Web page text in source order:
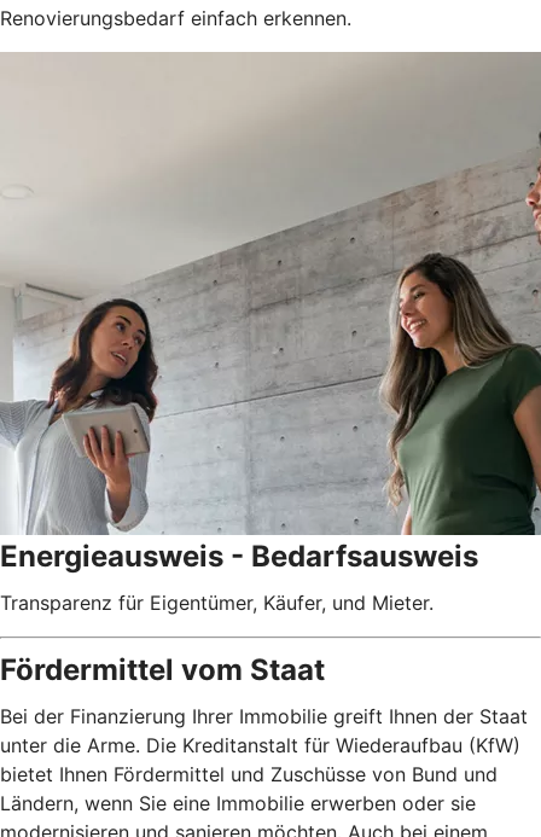
Renovierungsbedarf einfach erkennen.
Energieausweis - Bedarfsausweis
Transparenz für Eigentümer, Käufer, und Mieter.
Fördermittel vom Staat
Bei der Finanzierung Ihrer Immobilie greift Ihnen der Staat
unter die Arme. Die Kreditanstalt für Wiederaufbau (KfW)
bietet Ihnen Fördermittel und Zuschüsse von Bund und
Ländern, wenn Sie eine Immobilie erwerben oder sie
modernisieren und sanieren möchten. Auch bei einem